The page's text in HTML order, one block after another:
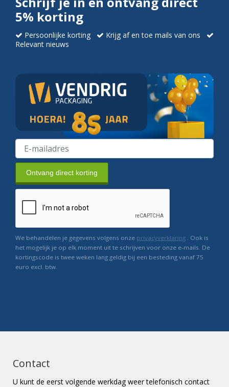
5% korting
Persoonlijke korting
Krijg af en toe mails van ons
Relevant nieuws
Ontvang direct korting
We behandelen je gegevens volgens onze privacyverklaring . Ook is
het mogelijk je op elk moment uit te schrijven voor onze e-mails. De
kortingscode is twee weken lang geldig bij een besteding vanaf 75
euro excl. btw.
Contact
U kunt de eerst volgende werkdag weer telefonisch contact